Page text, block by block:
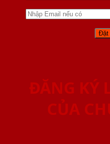
ĐĂNG KÝ
CỦA